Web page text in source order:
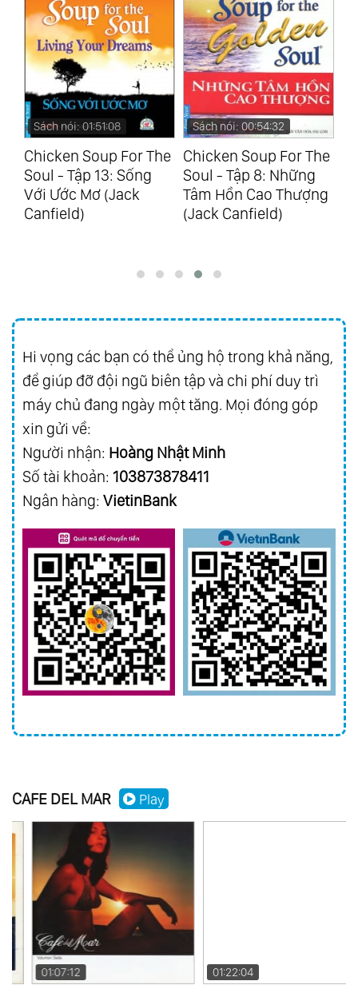
Sách nói: 01:51:08
Chicken Soup For The
Soul - Tập 13: Sống
Với Ước Mơ (Jack
Canfield)
Sách nói: 00:54:32
Chicken Soup For The
Soul - Tập 8: Những
Tâm Hồn Cao Thượng
(Jack Canfield)
Hi vọng các bạn có thể ủng hộ trong khả năng,
để giúp đỡ đội ngũ biên tập và chi phí duy trì
máy chủ đang ngày một tăng. Mọi đóng góp
xin gửi về:
Người nhận: Hoàng Nhật Minh
Số tài khoản: 103873878411
Ngân hàng: VietinBank
CAFE DEL MAR Play
01:07:12 01:22:04